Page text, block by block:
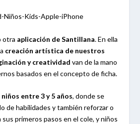
otra aplicación de Santillana. En ella
creación artística de nuestros
y creatividad van de la mano
basados en el concepto de ficha.
niños entre 3 y 5 años, donde se
de habilidades y también reforzar o
sus primeros pasos en el cole, y niños